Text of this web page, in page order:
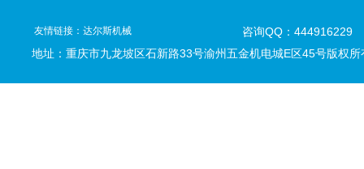
咨询QQ：444916229
地址：重庆市九龙坡区石新路33号渝州五金机电城E区45号版权
友情链接： 达尔斯机械